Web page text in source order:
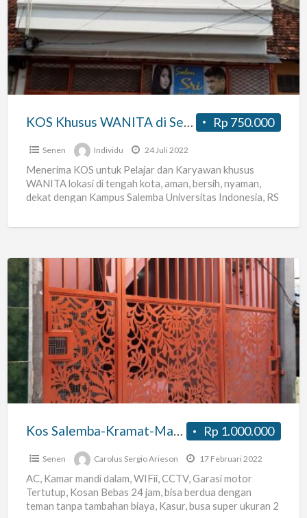
WANITA
di
Senen,
Jakarta
Pusat
Rp 750.000
KOS Khusus WANITA di Senen, Jakarta Pusat
Senen Individu 24 Juli 2022
Menerima KOS untuk Pelajar dan Karyawan khusus
WANITA lokasi di tengah kota, aman, bersih, nyaman,
dekat dengan Kampus Salemba Universitas Indonesia, RS
Kos
Salemba-
Kramat-
Matraman-
Cikini
Rp 1.000.000
Kos Salemba-Kramat-Matraman-Cikini
Senen Carolus Sergio Arieson 17 Februari 2022
AC, Kamar mandi dalam, WIFii, CCTV, Garasi motor
Tertutup, Kosan Bebas 24 jam, bisa berdua dengan
teman tanpa tambahan biaya, Kasur, busa super ukuran 2